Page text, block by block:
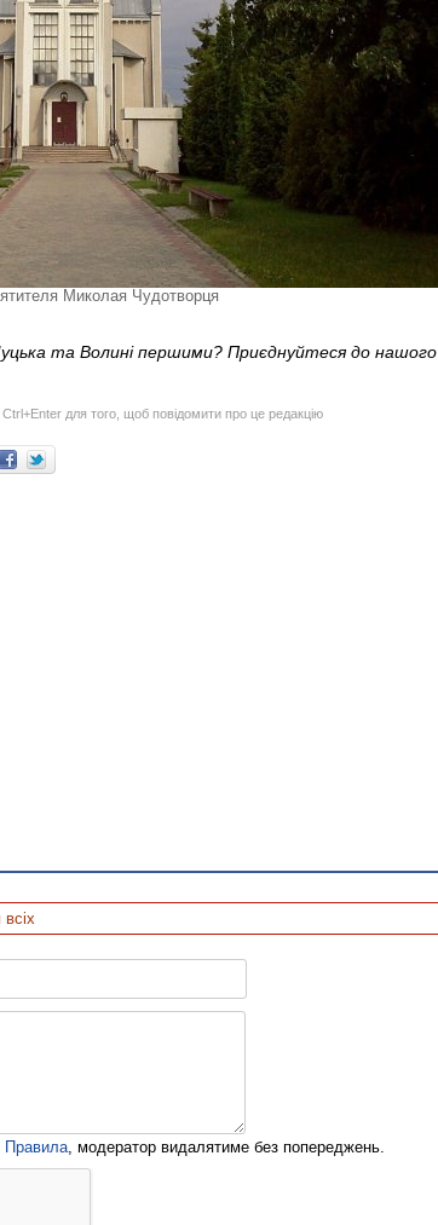
Миколая Чудотворця
та Волині першими? Приєднуйтеся до нашого
для того, щоб повідомити про це редакцію
Правила , модератор видалятиме без попереджень.